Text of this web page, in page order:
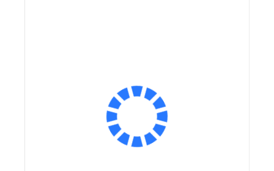
Оплатить частями